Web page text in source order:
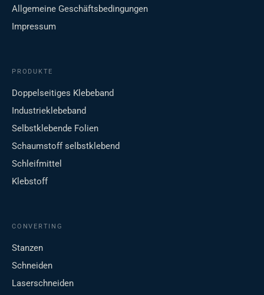
Allgemeine Geschäftsbedingungen
Impressum
PRODUKTE
Doppelseitiges Klebeband
Industrieklebeband
Selbstklebende Folien
Schaumstoff selbstklebend
Schleifmittel
Klebstoff
CONVERTING
Stanzen
Schneiden
Laserschneiden